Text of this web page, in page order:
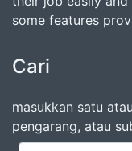
some features
Cari
masukkan satu
pengarang, atau